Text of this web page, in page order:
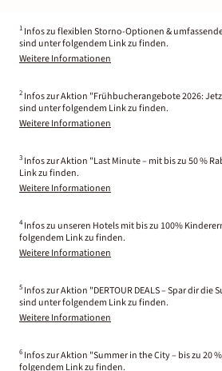
1 Infos zu flexiblen Storno-Optionen &
sind unter folgendem Link zu finden.
Weitere Informationen
2 Infos zur Aktion "Frühbucherangebote 2026:
sind unter folgendem Link zu finden.
Weitere Informationen
3 Infos zur Aktion "Last Minute – mit bis zu 50 %
Link zu finden.
Weitere Informationen
4 Infos zu unseren Hotels mit bis zu 100%
folgendem Link zu finden.
Weitere Informationen
5 Infos zur Aktion "DERTOUR DEALS – Spar dir die
sind unter folgendem Link zu finden.
Weitere Informationen
6 Infos zur Aktion "Summer in the City – bis zu 20
folgendem Link zu finden.